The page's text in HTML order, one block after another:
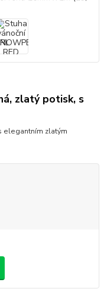
zlatý potisk, s
elegantním zlatým